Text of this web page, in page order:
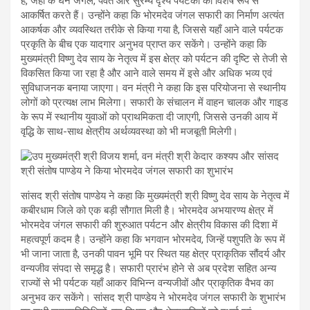
आकर्षित करते हैं। उन्होंने कहा कि भोरमदेव जंगल सफारी का निर्माण अत्यंत
आकर्षक और व्यवस्थित तरीके से किया गया है, जिससे यहाँ आने वाले पर्यटक
प्रकृति के बीच एक यादगार अनुभव प्राप्त कर सकेंगे। उन्होंने कहा कि
मुख्यमंत्री विष्णु देव साय के नेतृत्व में इस क्षेत्र को पर्यटन की दृष्टि से तेजी से
विकसित किया जा रहा है और आने वाले समय में इसे और अधिक भव्य एवं
सुविधाजनक बनाया जाएगा। वन मंत्री ने कहा कि इस परियोजना से स्थानीय
लोगों को प्रत्यक्ष लाभ मिलेगा। सफारी के संचालन में वाहन चालक और गाइड
के रूप में स्थानीय युवाओं को प्राथमिकता दी जाएगी, जिससे उनकी आय में
वृद्धि के साथ-साथ क्षेत्रीय अर्थव्यवस्था को भी मजबूती मिलेगी।
सांसद श्री संतोष पाण्डेय ने कहा कि मुख्यमंत्री श्री विष्णु देव साय के नेतृत्व में
कबीरधाम जिले को एक बड़ी सौगात मिली है। भोरमदेव अभयारण्य क्षेत्र में
भोरमदेव जंगल सफारी की शुरुआत पर्यटन और क्षेत्रीय विकास की दिशा में
महत्वपूर्ण कदम है। उन्होंने कहा कि भगवान भोरमदेव, जिन्हें पशुपति के रूप में
भी जाना जाता है, उनकी पावन भूमि पर स्थित यह क्षेत्र प्राकृतिक सौंदर्य और
वन्यजीव संपदा से समृद्ध है। सफारी प्रारंभ होने से अब प्रदेश सहित अन्य
राज्यों से भी पर्यटक यहाँ आकर विभिन्न वन्यजीवों और प्राकृतिक वैभव का
अनुभव कर सकेंगे। सांसद श्री पाण्डेय ने भोरमदेव जंगल सफारी के शुभारंभ